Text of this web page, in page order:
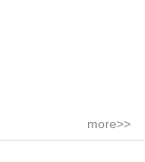
more>>